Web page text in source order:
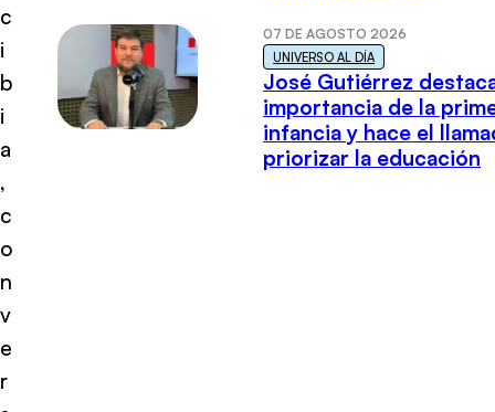
c
i
b
i
a
,
c
o
n
v
e
r
07 DE AGOSTO 2026
UNIVERSO AL DÍA
José Gutiérrez
importancia de la
infancia y hace el
priorizar la educación